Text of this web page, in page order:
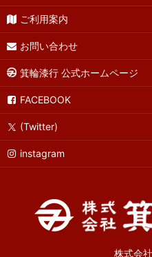
ご利用案内
お問い合わせ
箕輪漆行 公式ホームページ
FACEBOOK
(Twitter)
instagram
株式会